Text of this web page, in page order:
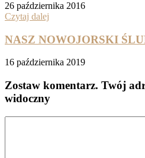
26 października 2016
Czytaj dalej
NASZ NOWOJORSKI
16 października 2019
Zostaw komentarz. Twój
widoczny